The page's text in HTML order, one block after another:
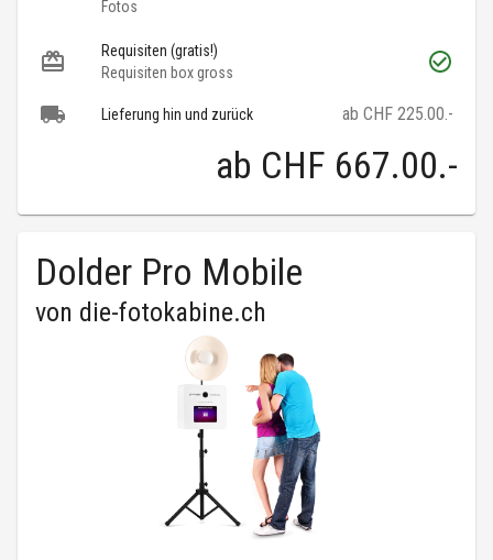
Fotos
Requisiten (gratis!)
Requisiten box gross
Lieferung hin und zurück ab CHF 225.00.-
ab CHF 667.00.-
Dolder Pro Mobile
von die-fotokabine.ch